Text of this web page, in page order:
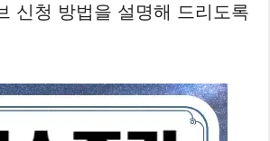
신청 방법을 설명해 드리도록